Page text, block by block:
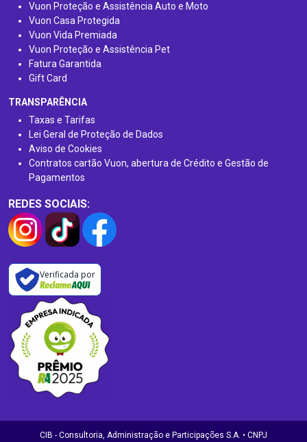
Vuon Proteção e Assistência Auto e Moto
Vuon Casa Protegida
Vuon Vida Premiada
Vuon Proteção e Assistência Pet
Fatura Garantida
Gift Card
TRANSPARÊNCIA
Taxas e Tarifas
Lei Geral de Proteção de Dados
Aviso de Cookies
Contratos cartão Vuon, abertura de Crédito e Gestão de
Pagamentos
REDES SOCIAIS:
Verificada por
CIB - Consultoria, Administração e Participações S.A. • CNPJ